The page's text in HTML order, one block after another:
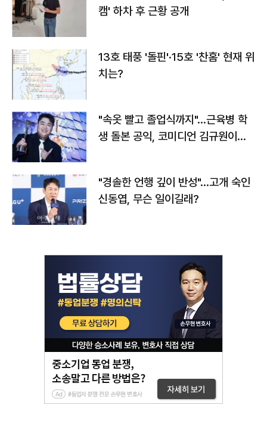
캠' 하차 후 근황 공개
13호 태풍 '돌핀'·15호 '찬홈' 현재 위
치는?
"속옷 빨고 졸업식까지"…근육병 학
생 돌본 공익, 코미디언 김규원이었
"경솔한 언행 깊이 반성"…고개 숙인
신동엽, 무슨 일이길래?